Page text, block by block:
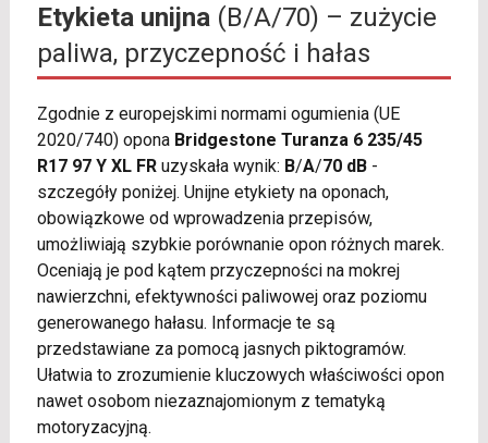
Etykieta unijna(B/A/70) – zużycie
paliwa, przyczepność i hałas
Zgodnie z europejskimi normami ogumienia (UE
2020/740) opona Bridgestone Turanza 6 235/45
R17 97 Y XL FRuzyskała wynik: B/A/70 dB-
szczegóły poniżej. Unijne etykiety na oponach,
obowiązkowe od wprowadzenia przepisów,
umożliwiają szybkie porównanie opon różnych marek.
Oceniają je pod kątem przyczepności na mokrej
nawierzchni, efektywności paliwowej oraz poziomu
generowanego hałasu. Informacje te są
przedstawiane za pomocą jasnych piktogramów.
Ułatwia to zrozumienie kluczowych właściwości opon
nawet osobom niezaznajomionym z tematyką
motoryzacyjną.